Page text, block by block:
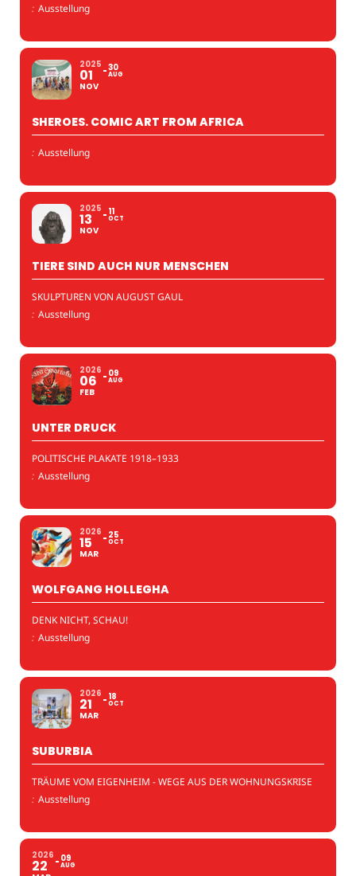
: Ausstellung
2025
01
NOV
30
AUG
SHEROES. COMIC ART FROM AFRICA
: Ausstellung
2025
13
NOV
11
OCT
TIERE SIND AUCH NUR MENSCHEN
SKULPTUREN VON AUGUST GAUL
: Ausstellung
2026
06
FEB
09
AUG
UNTER DRUCK
POLITISCHE PLAKATE 1918–1933
: Ausstellung
2026
15
MAR
25
OCT
WOLFGANG HOLLEGHA
DENK NICHT, SCHAU!
: Ausstellung
2026
21
MAR
18
OCT
SUBURBIA
TRÄUME VOM EIGENHEIM - WEGE AUS DER WOHNUNGSKRISE
: Ausstellung
2026
22 09
AUG